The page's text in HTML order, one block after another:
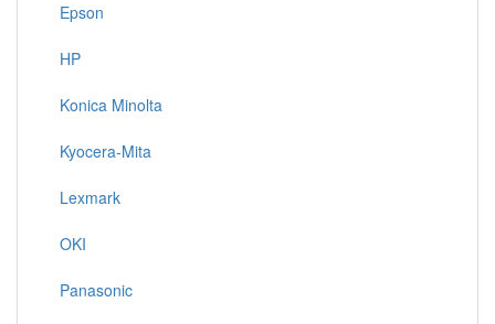
Epson
HP
Konica Minolta
Kyocera-Mita
Lexmark
OKI
Panasonic